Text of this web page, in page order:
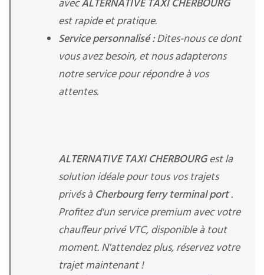
avecALTERNATIVE TAXI CHERBOURG
est rapide et pratique.
Service personnalisé :Dites-nous ce dont
vous avez besoin, et nous adapterons
notre service pour répondre à vos
attentes.
ALTERNATIVE TAXI CHERBOURGest la
solution idéale pour tous vos trajets
privés àCherbourg ferry terminal port.
Profitez d'un service premium avec votre
chauffeur privé VTC, disponible à tout
moment. N'attendez plus, réservez votre
trajet maintenant !